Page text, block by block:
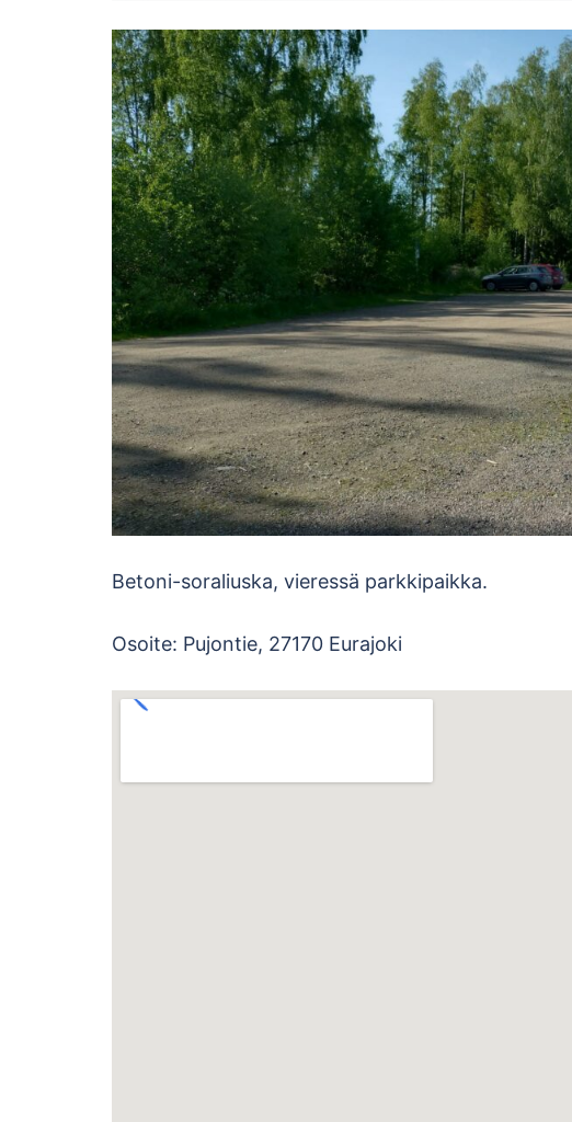
Betoni-soraliuska, vieressä parkkipaikka.
Osoite: Pujontie, 27170 Eurajoki